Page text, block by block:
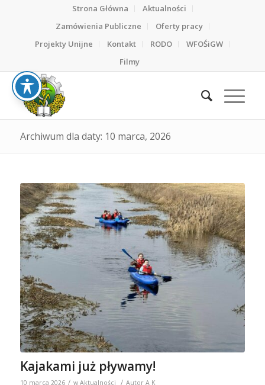
Strona Główna
Aktualności
Zamówienia Publiczne
Oferty pracy
Projekty Unijne
Kontakt RODO
WFOŚiGW
Filmy
Archiwum dla daty: 10 marca, 2026
Kajakami już pływamy!
10 marca 2026 / w Aktualności / Autor A K